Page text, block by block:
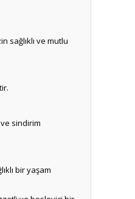
sağlıklı ve mutlu
sindirim
bir yaşam